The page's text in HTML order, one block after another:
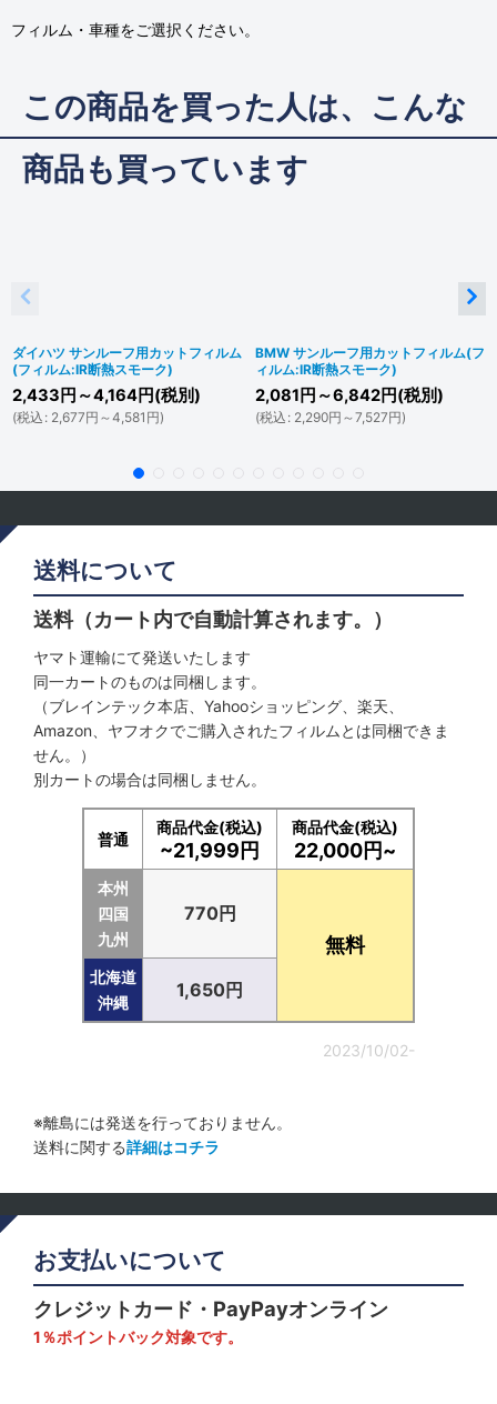
フィルム・車種をご選択ください。
この商品を買った人は、こんな
商品も買っています
ダイハツ サンルーフ用カットフィルム
(フィルム:IR断熱スモーク)
2,433 円 ～4,164円(税別)
(税込 : 2,677円 ～4,581 円)
BMW サンルーフ用カットフィルム(フ
ィルム:IR断熱スモーク)
2,081 円 ～6,842円(税別)
(税込 : 2,290円 ～7,527円)
送料について
送料（カート内で自動計算されます。）
ヤマト運輸にて発送いたします
同一カートのものは同梱します。
（ブレインテック本店、Yahooショッピング、楽天、
Amazon、ヤフオクでご購入されたフィルムとは同梱できま
せん。）
別カートの場合は同梱しません。
普通
商品代金(税込)
~21,999円
商品代金(税込)
22,000円~
本州
四国
九州
770円
無料
北海道
沖縄
1,650円
2023/10/02-
※離島には発送を行っておりません。
送料に関する詳細はコチラ
お支払いについて
クレジットカード・PayPayオンライン
1％ポイントバック対象です。